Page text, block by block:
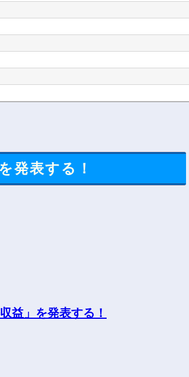
発表する！